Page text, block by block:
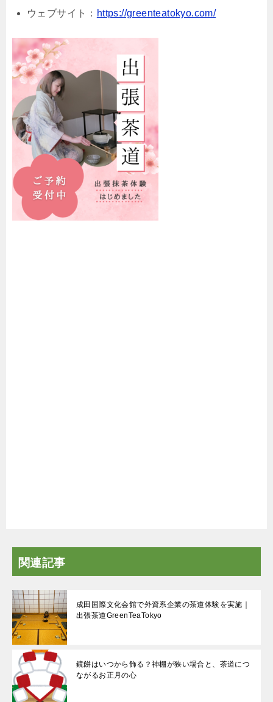
ウェブサイト： https://greenteatokyo.com/
関連記事
成田国際文化会館で外資系企業の茶道体験を実施｜
出張茶道GreenTeaTokyo
鏡餅はいつから飾る？神棚が狭い場合と、茶道につ
ながるお正月の心